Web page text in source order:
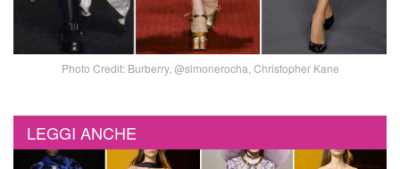
Photo Credit: Burberry, @simonerocha, Christopher Kane
LEGGI ANCHE